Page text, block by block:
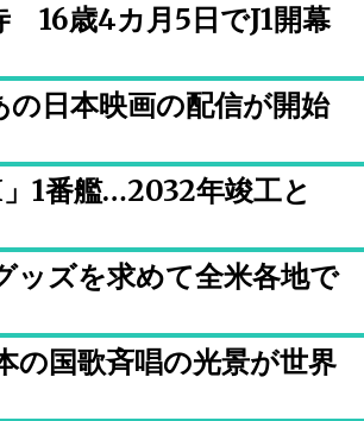
16歳4カ月5日でJ1開幕
日本映画の配信が開始
1番艦…2032年竣工と
ッズを求めて全米各地で
の国歌斉唱の光景が世界